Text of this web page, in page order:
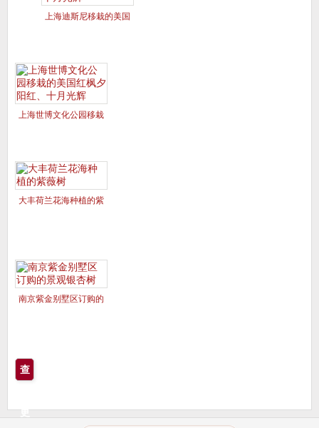
上海迪斯尼移栽的美国
上海世博文化公园移栽
大丰荷兰花海种植的紫
南京紫金别墅区订购的
查
更